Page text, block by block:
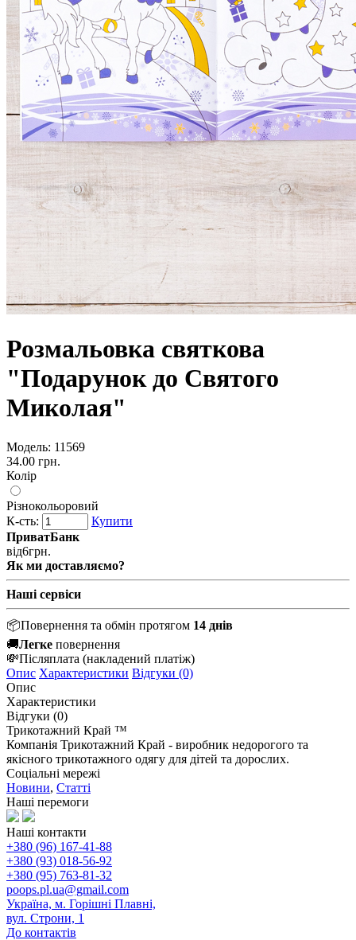
Розмальовка святкова
"Подарунок до Святого
Миколая"
Модель: 11569
34.00 грн.
Колір
Різнокольоровий
К-сть:
Купити
ПриватБанк
від6грн.
Як ми доставляємо?
Наші сервіси
📦Повернення та обмін протягом 14 днів
🚚Легке повернення
💸Післяплата (накладений платіж)
Опис Характеристики Відгуки (0)
Опис
Характеристики
Відгуки (0)
Трикотажний Край ™
Компанія Трикотажний Край - виробник недорогого та
якісного трикотажного одягу для дітей та дорослих.
Соціальні мережі
Новини, Статті
Наші перемоги
Наші контакти
+380 (96) 167-41-88
+380 (93) 018-56-92
+380 (95) 763-81-32
poops.pl.ua@gmail.com
Україна, м. Горішні Плавні,
вул. Строни, 1
До контактів